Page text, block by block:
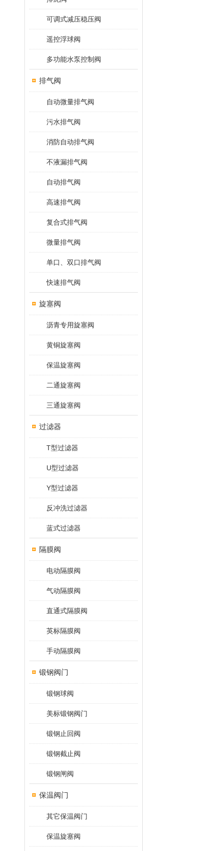
可调式减压稳压阀
遥控浮球阀
多功能水泵控制阀
排气阀
自动微量排气阀
污水排气阀
消防自动排气阀
不液漏排气阀
自动排气阀
高速排气阀
复合式排气阀
微量排气阀
单口、双口排气阀
快速排气阀
旋塞阀
沥青专用旋塞阀
黄铜旋塞阀
保温旋塞阀
二通旋塞阀
三通旋塞阀
过滤器
T型过滤器
U型过滤器
Y型过滤器
反冲洗过滤器
蓝式过滤器
隔膜阀
电动隔膜阀
气动隔膜阀
直通式隔膜阀
英标隔膜阀
手动隔膜阀
锻钢阀门
锻钢球阀
美标锻钢阀门
锻钢止回阀
锻钢截止阀
锻钢闸阀
保温阀门
其它保温阀门
保温旋塞阀